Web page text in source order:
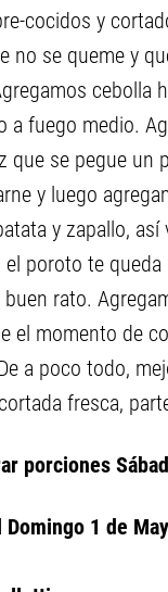
cocidos y
no se queme y
cebolla
a fuego medio.
que se pegue un
y luego
y zapallo,
poroto te
rato.
el momento de
a poco todo,
fresca,
porciones
1 de